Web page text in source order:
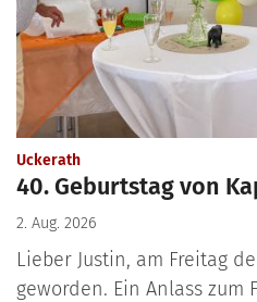
Uckerath:
40. Geburtstag von
2. Aug. 2026
Lieber Justin, am Freitag
geworden. Ein Anlass zum